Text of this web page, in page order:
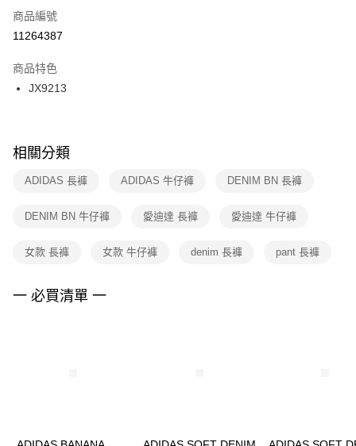
【「AFTEE先享後付」結帳流程】
１．於結帳方式選擇「AFTEE先享後付」後，將跳轉至「AFTEE先享後付」
２．訂單成立數日內，您將收到繳費通知簡訊。
３．收到繳費通知簡訊後14天內，點擊此簡訊中的連結，可透過四大超商／
ATM／網路銀行／等多元方式進行付款，方視為交易完成。
※ 交易是否成功請以「AFTEE先享後付 」之結帳頁面顯示為準，若有關於
是否繳費成功／繳費後需取消欲退款等相關疑問，請聯繫「AFTEE先享後付
客戶支援中心」https://netprotections.freshdesk.com/support/home
１．透過由恩沛科技股份有限公司提供之「AFTEE先享後付」服務完成之交
權轉讓予恩沛科技股份有限公司。
３．未成年的使用者請事先徵得法定代理人或監護人之同意方可使用
「AFTEE先享後付」，若未經同意申辦者引起之損失，本公司不負相關責
宅配
每筆NT$100，滿NT$1,500(含以上)免運費
付款後門市自取
每筆NT$100，滿NT$1,500(含以上)免運費
商品編號
11264387
商品特色
JX9213
相關分類
ADIDAS 長褲 ADIDAS 牛仔褲 DENIM BN 長褲
DENIM BN 牛仔褲 愛迪達 長褲 愛迪達 牛仔褲
女款 長褲 女款 牛仔褲 denim 長褲 pant 長褲
一 必買清單 一